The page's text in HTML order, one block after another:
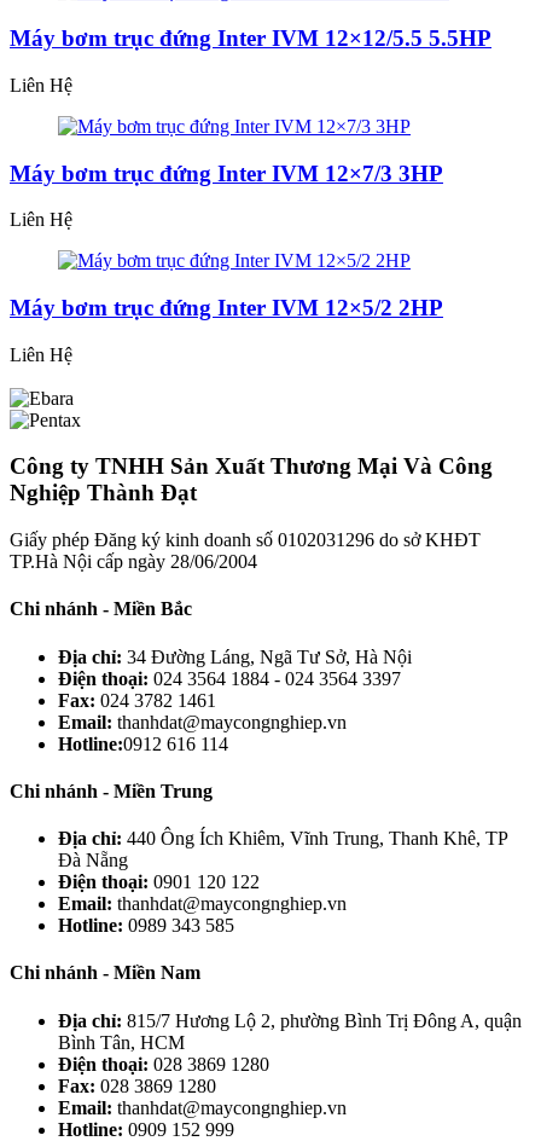
Máy bơm trục đứng Inter IVM 12×12/5.5 5.5HP
Liên Hệ
Máy bơm trục đứng Inter IVM 12×7/3 3HP
Liên Hệ
Máy bơm trục đứng Inter IVM 12×5/2 2HP
Liên Hệ
Công ty TNHH Sản Xuất Thương Mại Và Công
Nghiệp Thành Đạt
Giấy phép Đăng ký kinh doanh số 0102031296 do sở KHĐT
TP.Hà Nội cấp ngày 28/06/2004
Chi nhánh - Miền Bắc
Địa chỉ: 34 Đường Láng, Ngã Tư Sở, Hà Nội
Điện thoại: 024 3564 1884 - 024 3564 3397
Fax: 024 3782 1461
Email: thanhdat@maycongnghiep.vn
Hotline:0912 616 114
Chi nhánh - Miền Trung
Địa chỉ: 440 Ông Ích Khiêm, Vĩnh Trung, Thanh Khê, TP
Đà Nẵng
Điện thoại: 0901 120 122
Email: thanhdat@maycongnghiep.vn
Hotline: 0989 343 585
Chi nhánh - Miền Nam
Địa chỉ: 815/7 Hương Lộ 2, phường Bình Trị Đông A, quận
Bình Tân, HCM
Điện thoại: 028 3869 1280
Fax: 028 3869 1280
Email: thanhdat@maycongnghiep.vn
Hotline: 0909 152 999